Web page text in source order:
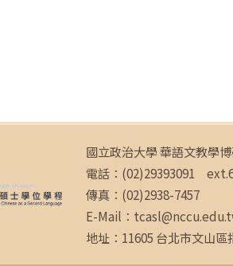
國立政治大學 華語文教學
電話：(02)29393091
傳真：(02)2938-7457
E-Mail：
地址：11605 台北市文山